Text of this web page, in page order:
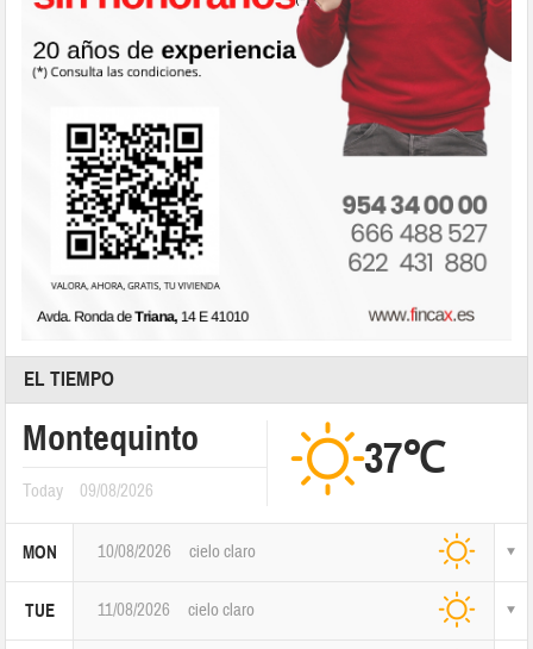
EL TIEMPO
Montequinto
Today 09/08/2026
37℃
MON 10/08/2026 cielo claro
TUE 11/08/2026 cielo claro